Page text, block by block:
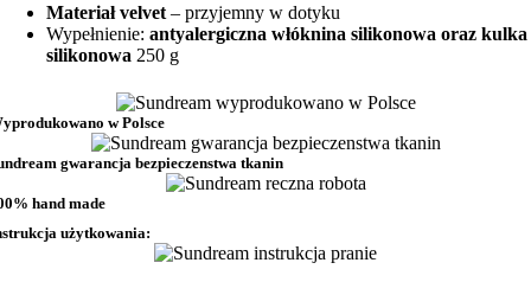
Materiał velvet – przyjemny w dotyku
Wypełnienie:antyalergiczna włóknina silikonowa oraz kulka
silikonowa 250 g
w Polsce
gwarancja bezpieczenstwa tkanin
hand made
użytkowania: